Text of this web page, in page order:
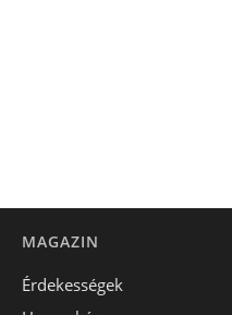
MAGAZIN
Érdekességek